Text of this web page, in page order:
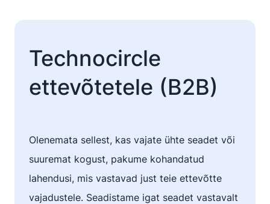
Technocircle
ettevõtetele (B2B)
Olenemata sellest, kas vajate ühte seadet või
suuremat kogust, pakume kohandatud
lahendusi, mis vastavad just teie ettevõtte
vajadustele. Seadistame igat seadet vastavalt